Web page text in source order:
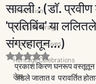
Promotion
News Coverage
Youth Inituatives
Heritage Celebrations
लेख
सावली : (डॉ. प्रवीण
'प्रतिबिंब' या
संग्रहातून...)
Rated NaN out of 5
प्रकाश किरण घनरूप वस्तूतून
अडले जातात व  परावर्तित